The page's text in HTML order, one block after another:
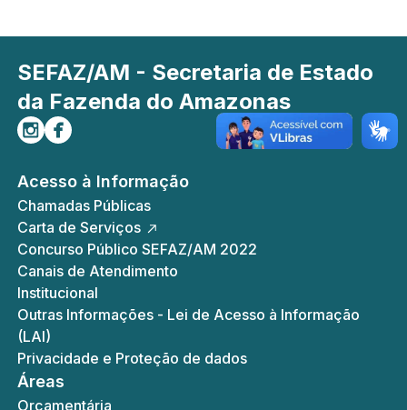
SEFAZ/AM - Secretaria de Estado
da Fazenda do Amazonas
Siga-nos no Instagram
Curta-nos no Facebook
Acesso à Informação
Chamadas Públicas
Carta de Serviços
Concurso Público SEFAZ/AM 2022
Canais de Atendimento
Institucional
Outras Informações - Lei de Acesso à Informação
(LAI)
Privacidade e Proteção de dados
Áreas
Orçamentária